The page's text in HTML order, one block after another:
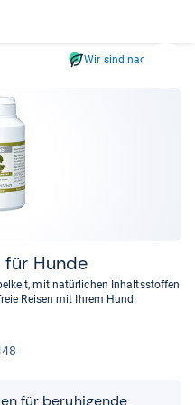
und
Wir sind nachhaltig
für Hunde
mit natürlichen Inhaltsstoffen
Reisen mit Ihrem Hund.
für beruhigende